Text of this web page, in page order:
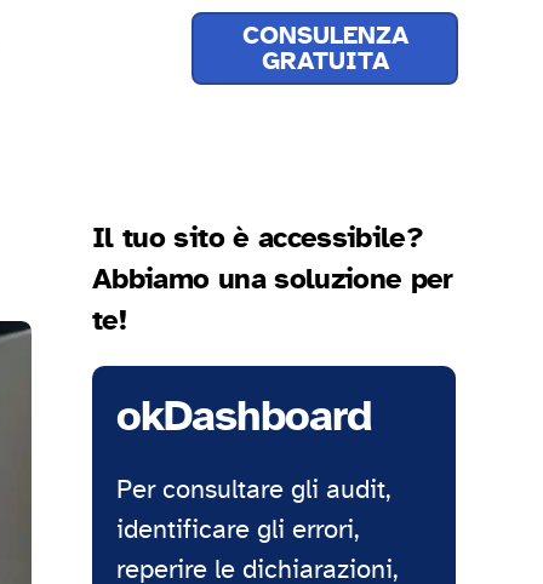
CONSULENZA
GRATUITA
Il tuo sito è accessibile?
Abbiamo una soluzione per
te!
okDashboard
Per consultare gli audit,
identificare gli errori,
reperire le dichiarazioni,